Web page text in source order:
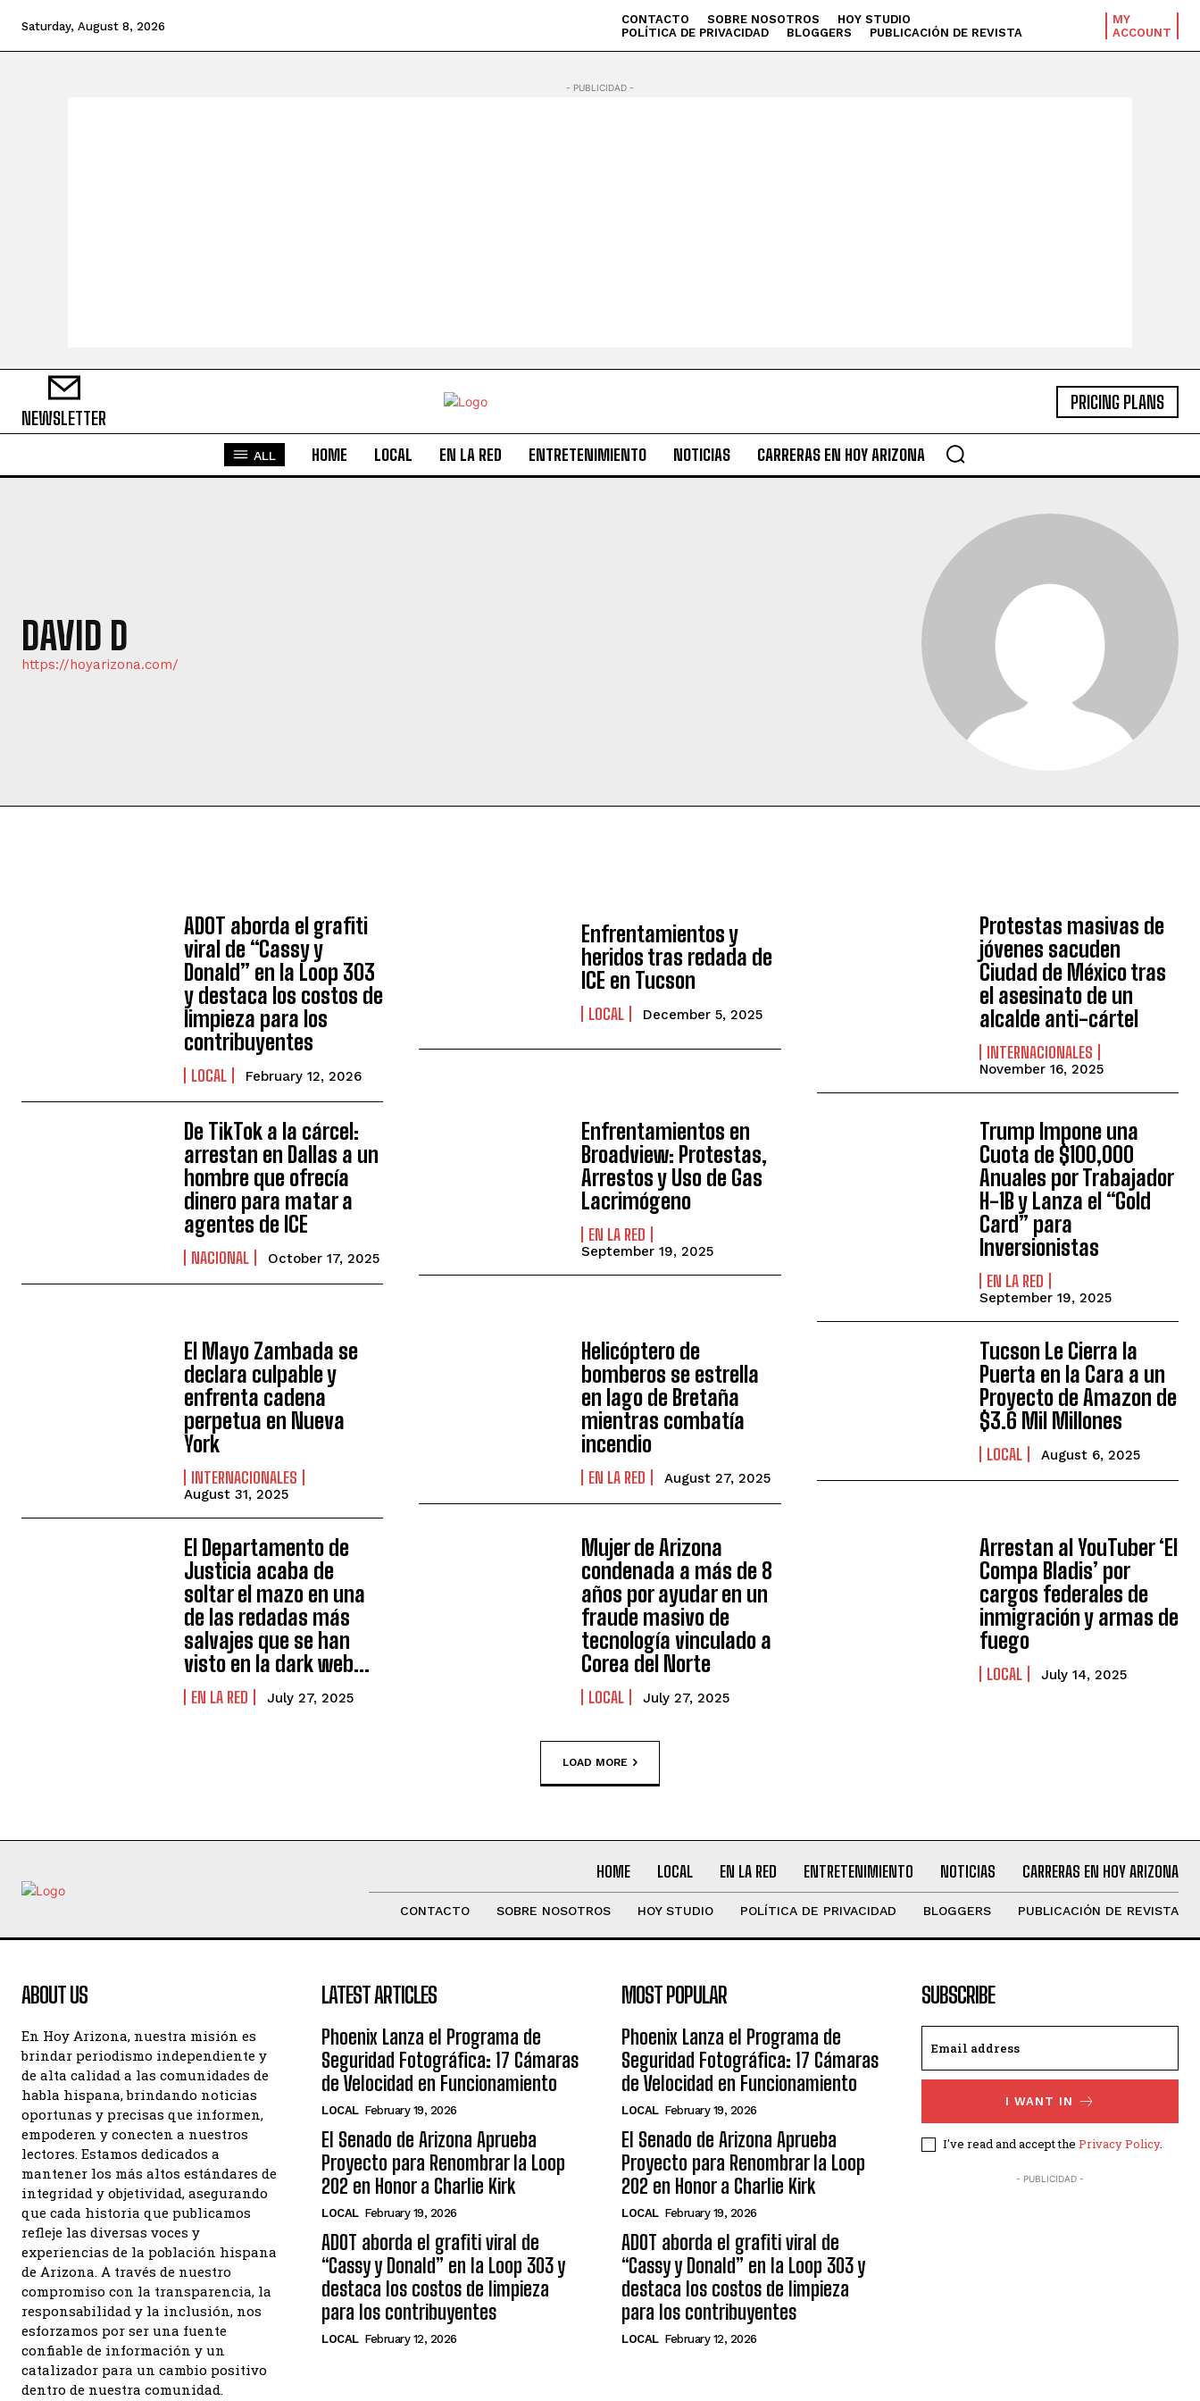
Saturday, August 8, 2026 CONTACTO SOBRE NOSOTROS
HOY STUDIO
POLÍTICA DE PRIVACIDAD
BLOGGERS PUBLICACIÓN DE REVISTA
MY
ACCOUNT
- PUBLICIDAD -
NEWSLETTER
PRICING PLANS
ALL HOME LOCAL EN LA RED ENTRETENIMIENTO NOTICIAS CARRERAS EN HOY ARIZONA
DAVID D
https://hoyarizona.com/
ADOT aborda el grafiti
viral de “Cassy y
Donald” en la Loop 303
y destaca los costos de
limpieza para los
contribuyentes
LOCAL February 12, 2026
Enfrentamientos y
heridos tras redada de
ICE en Tucson
LOCAL December 5, 2025
Protestas masivas de
jóvenes sacuden
Ciudad de México tras
el asesinato de un
alcalde anti-cártel
INTERNACIONALES
November 16, 2025
De TikTok a la cárcel:
arrestan en Dallas a un
hombre que ofrecía
dinero para matar a
agentes de ICE
NACIONAL October 17, 2025
Enfrentamientos en
Broadview: Protestas,
Arrestos y Uso de Gas
Lacrimógeno
EN LA RED
September 19, 2025
Trump Impone una
Cuota de $100,000
Anuales por Trabajador
H-1B y Lanza el “Gold
Card” para
Inversionistas
EN LA RED
September 19, 2025
El Mayo Zambada se
declara culpable y
enfrenta cadena
perpetua en Nueva
York
INTERNACIONALES
August 31, 2025
Helicóptero de
bomberos se estrella
en lago de Bretaña
mientras combatía
incendio
EN LA RED August 27, 2025
Tucson Le Cierra la
Puerta en la Cara a un
Proyecto de Amazon de
$3.6 Mil Millones
LOCAL August 6, 2025
El Departamento de
Justicia acaba de
soltar el mazo en una
de las redadas más
salvajes que se han
visto en la dark web...
EN LA RED July 27, 2025
Mujer de Arizona
condenada a más de 8
años por ayudar en un
fraude masivo de
tecnología vinculado a
Corea del Norte
LOCAL July 27, 2025
Arrestan al YouTuber ‘El
Compa Bladis’ por
cargos federales de
inmigración y armas de
fuego
LOCAL July 14, 2025
LOAD MORE
HOME LOCAL EN LA RED ENTRETENIMIENTO NOTICIAS CARRERAS EN HOY ARIZONA
CONTACTO SOBRE NOSOTROS HOY STUDIO POLÍTICA DE PRIVACIDAD BLOGGERS PUBLICACIÓN DE REVISTA
ABOUT US
En Hoy Arizona, nuestra misión es
brindar periodismo independiente y
de alta calidad a las comunidades de
habla hispana, brindando noticias
oportunas y precisas que informen,
empoderen y conecten a nuestros
lectores. Estamos dedicados a
mantener los más altos estándares de
integridad y objetividad, asegurando
que cada historia que publicamos
refleje las diversas voces y
experiencias de la población hispana
de Arizona. A través de nuestro
compromiso con la transparencia, la
responsabilidad y la inclusión, nos
esforzamos por ser una fuente
confiable de información y un
catalizador para un cambio positivo
dentro de nuestra comunidad.
LATEST ARTICLES
Phoenix Lanza el Programa de
Seguridad Fotográfica: 17 Cámaras
de Velocidad en Funcionamiento
LOCAL February 19, 2026
El Senado de Arizona Aprueba
Proyecto para Renombrar la Loop
202 en Honor a Charlie Kirk
LOCAL February 19, 2026
ADOT aborda el grafiti viral de
“Cassy y Donald” en la Loop 303 y
destaca los costos de limpieza
para los contribuyentes
LOCAL February 12, 2026
MOST POPULAR
Phoenix Lanza el Programa de
Seguridad Fotográfica: 17 Cámaras
de Velocidad en Funcionamiento
LOCAL February 19, 2026
El Senado de Arizona Aprueba
Proyecto para Renombrar la Loop
202 en Honor a Charlie Kirk
LOCAL February 19, 2026
ADOT aborda el grafiti viral de
“Cassy y Donald” en la Loop 303 y
destaca los costos de limpieza
para los contribuyentes
LOCAL February 12, 2026
SUBSCRIBE
I WANT IN
I've read and accept the Privacy Policy.
- PUBLICIDAD -